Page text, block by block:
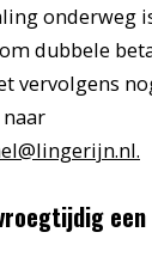
onderweg
dubbele
vervolgens
een